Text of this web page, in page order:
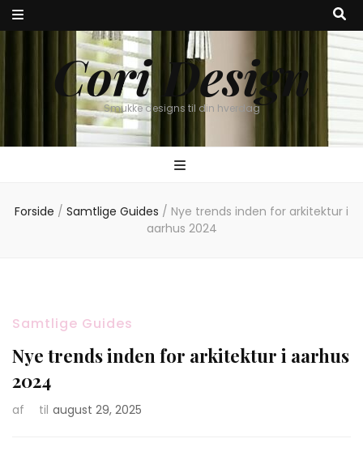
Cori Design
Smukke designs til din hverdag
Forside / Samtlige Guides / Nye trends inden for arkitektur i
aarhus 2024
Samtlige Guides
Nye trends inden for arkitektur i aarhus
2024
af til august 29, 2025